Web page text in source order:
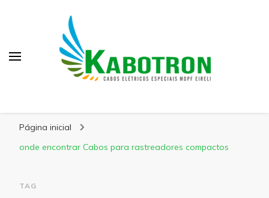
Página inicial
onde encontrar Cabos para rastreadores compactos
TAG